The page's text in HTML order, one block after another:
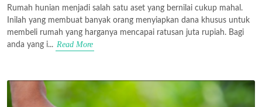
Rumah hunian menjadi salah satu aset yang bernilai cukup mahal.
Inilah yang membuat banyak orang menyiapkan dana khusus untuk
membeli rumah yang harganya mencapai ratusan juta rupiah. Bagi
anda yang i... Read More